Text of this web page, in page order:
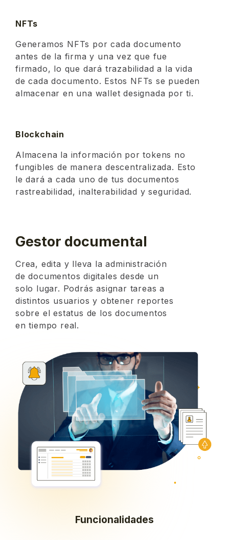
NFTs
Generamos NFTs por cada documento
antes de la firma y una vez que fue
firmado, lo que dará trazabilidad a la vida
de cada documento. Estos NFTs se pueden
almacenar en una wallet designada por ti.
Blockchain
Almacena la información por tokens no
fungibles de manera descentralizada. Esto
le dará a cada uno de tus documentos
rastreabilidad, inalterabilidad y seguridad.
Gestor documental
Crea, edita y lleva la administración
de documentos digitales desde un
solo lugar. Podrás asignar tareas a
distintos usuarios y obtener reportes
sobre el estatus de los documentos
en tiempo real.
Funcionalidades